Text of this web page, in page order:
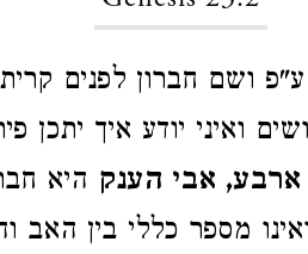
ע"פ ושם חברון לפנים
ואיני יודע איך יתכן
ארבע, אבי הענק היא
מספר כללי בין האב